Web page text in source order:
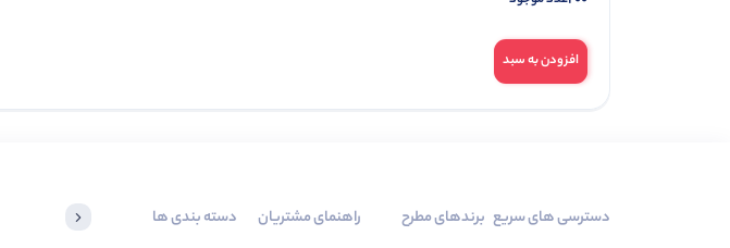
افزودن به سبد
دسترسی های سریع برندهای مطرح راهنمای مشتریان دسته بندی ها